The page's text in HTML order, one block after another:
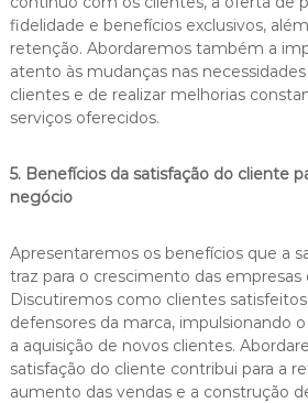
fidelidade e benefícios exclusivos,
retenção. Abordaremos também a
atento às mudanças nas
clientes e de realizar melhorias
serviços oferecidos.
5. Benefícios da satisfação do cliente
negócio
Apresentaremos os benefícios que a
traz para o crescimento das empresas
Discutiremos como clientes
defensores da marca, impulsionando
a aquisição de novos clientes.
satisfação do cliente contribui para a
aumento das vendas e a construção